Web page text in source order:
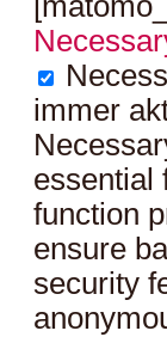
immer
essential
function
ensure
security